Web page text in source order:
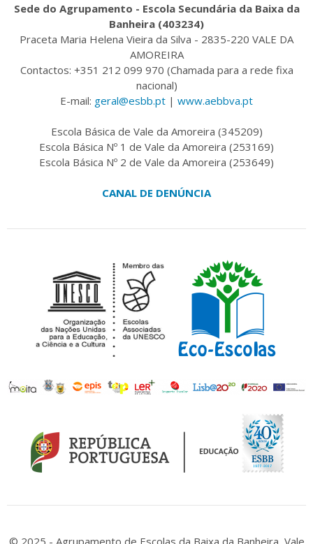
Sede do Agrupamento - Escola Secundária da Baixa da
Banheira (403234)
Praceta Maria Helena Vieira da Silva - 2835-220 VALE DA
AMOREIRA
Contactos: +351 212 099 970 (Chamada para a rede fixa
nacional)
E-mail: geral@esbb.pt | www.aebbva.pt
Escola Básica de Vale da Amoreira (345209)
Escola Básica Nº 1 de Vale da Amoreira (253169)
Escola Básica Nº 2 de Vale da Amoreira (253649)
CANAL DE DENÚNCIA